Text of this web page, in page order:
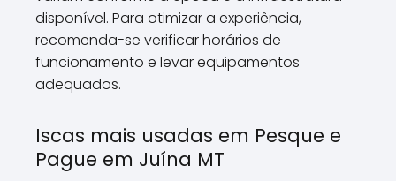
disponível. Para otimizar a experiência,
recomenda-se verificar horários de
funcionamento e levar equipamentos
adequados.
Iscas mais usadas em Pesque e
Pague em Juína MT